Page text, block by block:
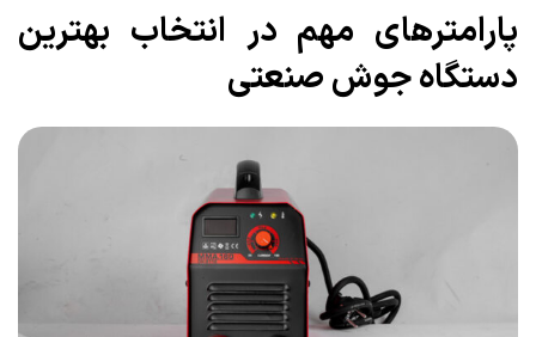
پارامترهای مهم در انتخاب بهترین
دستگاه جوش صنعتی